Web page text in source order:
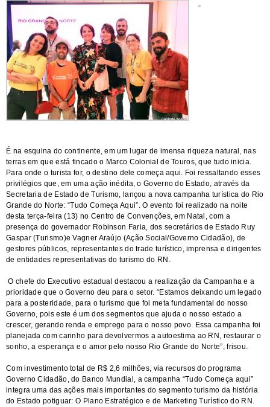
É na esquina do continente, em um lugar de imensa riqueza natural, nas
terras em que está fincado o Marco Colonial de Touros, que tudo inicia.
Para onde o turista for, o destino dele começa aqui. Foi ressaltando esses
privilégios que, em uma ação inédita, o Governo do Estado, através da
Secretaria de Estado de Turismo, lançou a nova campanha turística do Rio
Grande do Norte: “Tudo Começa Aqui”. O evento foi realizado na noite
desta terça-feira (13) no Centro de Convenções, em Natal, com a
presença do governador Robinson Faria, dos secretários de Estado Ruy
Gaspar (Turismo)e Vagner Araújo (Ação Social/Governo Cidadão), de
gestores públicos, representantes do trade turístico, imprensa e dirigentes
de entidades representativas do turismo do RN.
O chefe do Executivo estadual destacou a realização da Campanha e a
prioridade que o Governo deu para o setor. “Estamos deixando um legado
para a posteridade, para o turismo que foi meta fundamental do nosso
Governo, pois este é um dos segmentos que ajuda o nosso estado a
crescer, gerando renda e emprego para o nosso povo. Essa campanha foi
planejada com carinho para devolvermos a autoestima ao RN, restaurar o
sonho, a esperança e o amor pelo nosso Rio Grande do Norte”, frisou.
Com investimento total de R$ 2,6 milhões, via recursos do programa
Governo Cidadão, do Banco Mundial, a campanha “Tudo Começa aqui”
integra uma das ações mais importantes do segmento turismo da história
do Estado potiguar: O Plano Estratégico e de Marketing Turístico do RN.